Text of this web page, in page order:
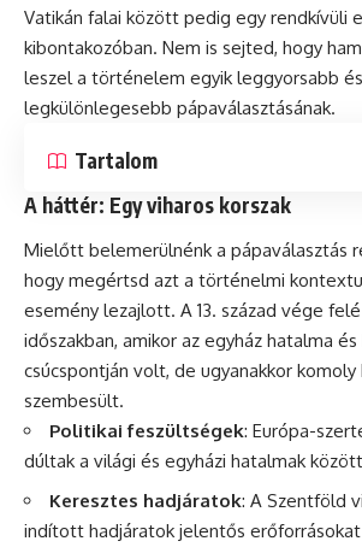
Vatikán falai között pedig egy rendkívüli
kibontakozóban. Nem is sejted, hogy
leszel a történelem egyik leggyorsabb és
legkülönlegesebb pápaválasztásának.
Tartalom
A háttér: Egy viharos korszak
Mielőtt belemerülnénk a pápaválasztás
hogy megértsd azt a történelmi
esemény lezajlott. A 13. század vége
időszakban, amikor az egyház hatalma
csúcspontján volt, de ugyanakkor komoly
szembesült.
Politikai feszültségek: Európa-
dúltak a világi és egyházi hatalmak
Keresztes hadjáratok: A Szentföld
indított hadjáratok jelentős